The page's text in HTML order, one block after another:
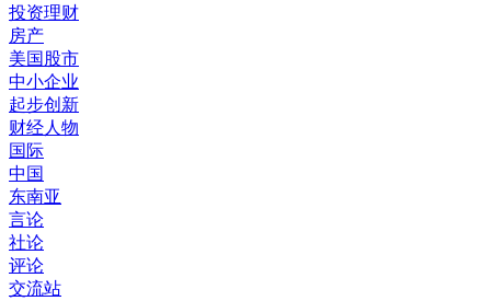
投资理财
房产
美国股市
中小企业
起步创新
财经人物
国际
中国
东南亚
言论
社论
评论
交流站